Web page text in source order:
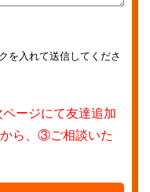
を入れて送信してくださ
ージにて友達追加
ら、③ご相談いた